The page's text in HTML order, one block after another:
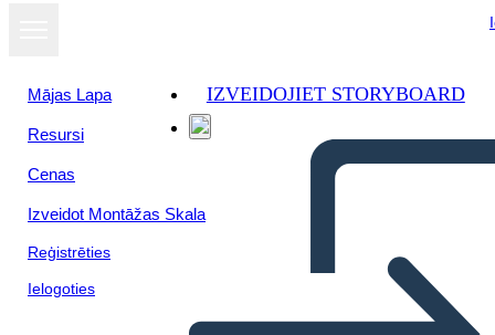
Mājas Lapa
Resursi
Cenas
Izveidot Montāžas Skala
Reģistrēties
Ielogoties
IZVEIDOJIET STORYBOARD
Skatīt kā
slaidrādi